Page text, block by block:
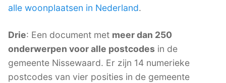
alle woonplaatsen in Nederland.
Drie: Een document met meer dan 250
onderwerpen voor alle postcodes in de
gemeente Nissewaard. Er zijn 14 numerieke
postcodes van vier posities in de gemeente